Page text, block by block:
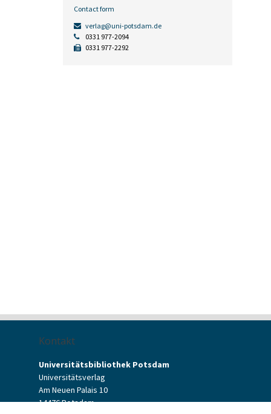
Contact form
verlag@uni-potsdam.de
0331 977-2094
0331 977-2292
Kontakt
Universitätsbibliothek Potsdam
Universitätsverlag
Am Neuen Palais 10
14476 Potsdam